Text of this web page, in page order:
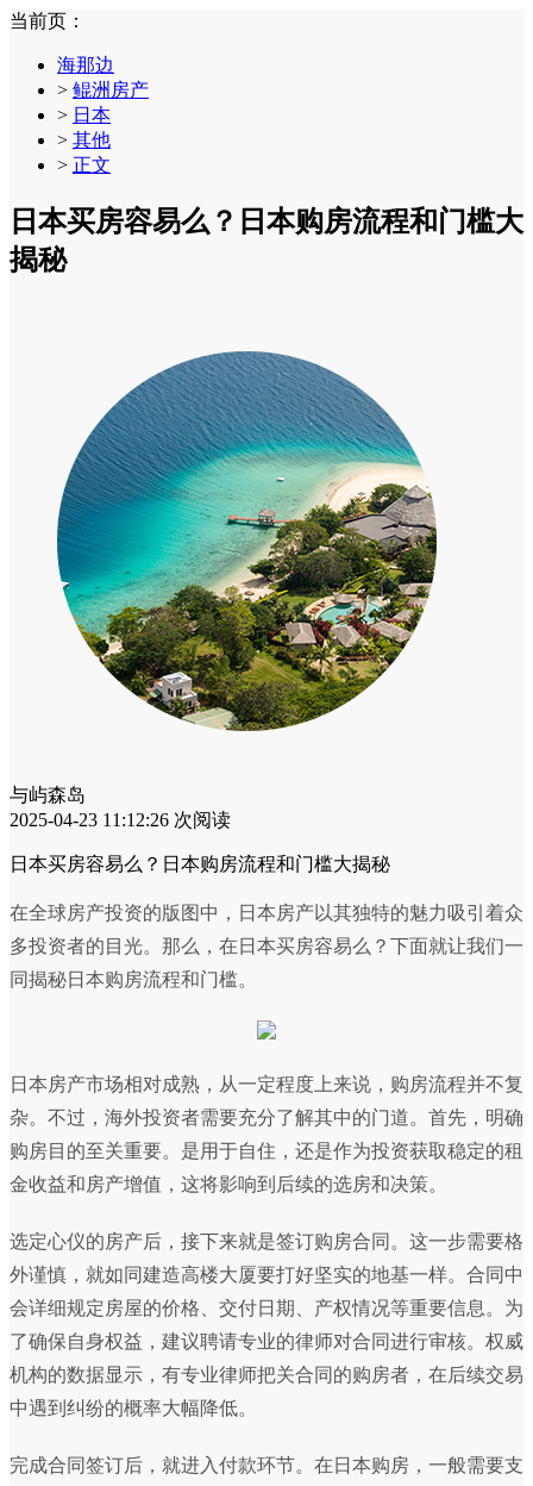
当前页：
海那边
> 鲲洲房产
> 日本
> 其他
> 正文
日本买房容易么？日本购房流程和门槛大
揭秘
与屿森岛
2025-04-23 11:12:26 次阅读
日本买房容易么？日本购房流程和门槛大揭秘
在全球房产投资的版图中，日本房产以其独特的魅力吸引着众
多投资者的目光。那么，在日本买房容易么？下面就让我们一
同揭秘日本购房流程和门槛。
日本房产市场相对成熟，从一定程度上来说，购房流程并不复
杂。不过，海外投资者需要充分了解其中的门道。首先，明确
购房目的至关重要。是用于自住，还是作为投资获取稳定的租
金收益和房产增值，这将影响到后续的选房和决策。
选定心仪的房产后，接下来就是签订购房合同。这一步需要格
外谨慎，就如同建造高楼大厦要打好坚实的地基一样。合同中
会详细规定房屋的价格、交付日期、产权情况等重要信息。为
了确保自身权益，建议聘请专业的律师对合同进行审核。权威
机构的数据显示，有专业律师把关合同的购房者，在后续交易
中遇到纠纷的概率大幅降低。
完成合同签订后，就进入付款环节。在日本购房，一般需要支